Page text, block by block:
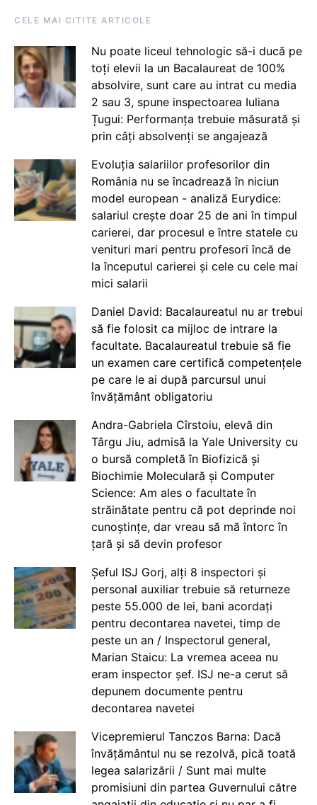
CELE MAI CITITE ARTICOLE
Nu poate liceul tehnologic să-i ducă pe
toți elevii la un Bacalaureat de 100%
absolvire, sunt care au intrat cu media
2 sau 3, spune inspectoarea Iuliana
Țugui: Performanța trebuie măsurată și
prin câți absolvenți se angajează
Evoluția salariilor profesorilor din
România nu se încadrează în niciun
model european - analiză Eurydice:
salariul crește doar 25 de ani în timpul
carierei, dar procesul e între statele cu
venituri mari pentru profesori încă de
la începutul carierei și cele cu cele mai
mici salarii
Daniel David: Bacalaureatul nu ar trebui
să fie folosit ca mijloc de intrare la
facultate. Bacalaureatul trebuie să fie
un examen care certifică competențele
pe care le ai după parcursul unui
învățământ obligatoriu
Andra-Gabriela Cîrstoiu, elevă din
Târgu Jiu, admisă la Yale University cu
o bursă completă în Biofizică și
Biochimie Moleculară și Computer
Science: Am ales o facultate în
străinătate pentru că pot deprinde noi
cunoștințe, dar vreau să mă întorc în
țară și să devin profesor
Șeful ISJ Gorj, alți 8 inspectori și
personal auxiliar trebuie să returneze
peste 55.000 de lei, bani acordați
pentru decontarea navetei, timp de
peste un an / Inspectorul general,
Marian Staicu: La vremea aceea nu
eram inspector șef. ISJ ne-a cerut să
depunem documente pentru
decontarea navetei
Vicepremierul Tanczos Barna: Dacă
învățământul nu se rezolvă, pică toată
legea salarizării / Sunt mai multe
promisiuni din partea Guvernului către